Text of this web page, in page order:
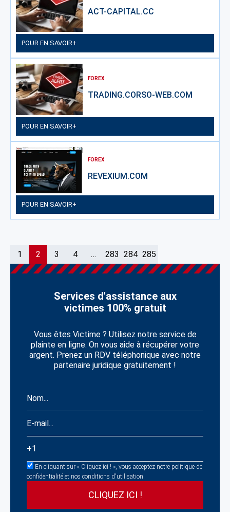
ACT-CAPITAL.CC
POUR EN SAVOIR+
FOREX
TRADING.CORSO-WEB.COM
POUR EN SAVOIR+
FOREX
REVEXIUM.COM
POUR EN SAVOIR+
1 2 3 4 … 283 284 285
Services d'assistance aux
victimes 100% gratuit
Vous êtes Victime ? Utilisez notre service de
plainte en ligne. On vous aide à récupérer votre
argent. Prenez un RDV téléphonique avec notre
partenaire juridique gratuitement !
En cliquant sur « Cliquez ici ! », vous acceptez notre politique de
confidentialité et nos conditions d'utilisation.